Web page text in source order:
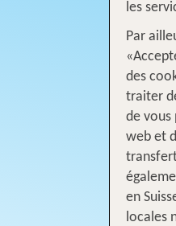
les
Par
des
traiter
de vous
web et
en
locales